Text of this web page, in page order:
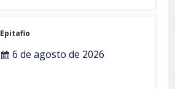
Epitafio
6 de agosto de 2026